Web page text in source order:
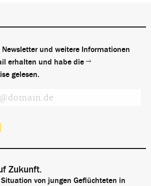
und weitere Informationen
erhalten und habe die
gelesen.
Zukunft.
von jungen Geflüchteten in